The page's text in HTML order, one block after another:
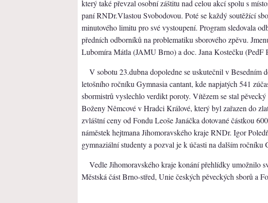
který také převzal osobní záštitu nad celou akcí spolu s
paní RNDr.Vlastou Svobodovou. Poté se každý soutěžící
minutového limitu pro své vystoupení. Program sledovala
předních odborníků na problematiku sborového zpěvu.
Lubomíra Mátla (JAMU Brno) a doc. Jana Kostečku (PedF
V sobotu 23.dubna dopoledne se uskutečnil v Besedním
letošního ročníku Gymnasia cantant, kde napjatých 541
sbormistrů vyslechlo verdikt poroty. Vítězem se stal
Boženy Němcové v Hradci Králové, který byl zařazen do
zvláštní ceny od Fondu Leoše Janáčka dotované částkou
náměstek hejtmana Jihomoravského kraje RNDr. Igor
gymnaziální studenty a pozval je k účasti na dalším ročníku
Vedle Jihomoravského kraje konání přehlídky umožnilo
Městská část Brno-střed, Unie českých pěveckých sborů a